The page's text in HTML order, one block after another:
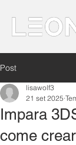
Post
Impara
come
lisawolf3
21 set 2025